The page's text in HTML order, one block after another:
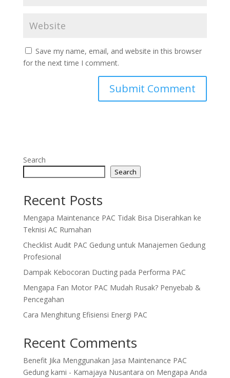
Save my name, email, and website in this browser
for the next time I comment.
Search
Search
Recent Posts
Mengapa Maintenance PAC Tidak Bisa Diserahkan ke
Teknisi AC Rumahan
Checklist Audit PAC Gedung untuk Manajemen Gedung
Profesional
Dampak Kebocoran Ducting pada Performa PAC
Mengapa Fan Motor PAC Mudah Rusak? Penyebab &
Pencegahan
Cara Menghitung Efisiensi Energi PAC
Recent Comments
Benefit Jika Menggunakan Jasa Maintenance PAC
Gedung kami - Kamajaya Nusantara on Mengapa Anda